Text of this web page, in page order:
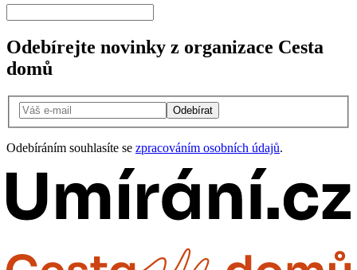
Odebírejte novinky z organizace Cesta
domů
Odebírat
Odebíráním souhlasíte se zpracováním osobních údajů.